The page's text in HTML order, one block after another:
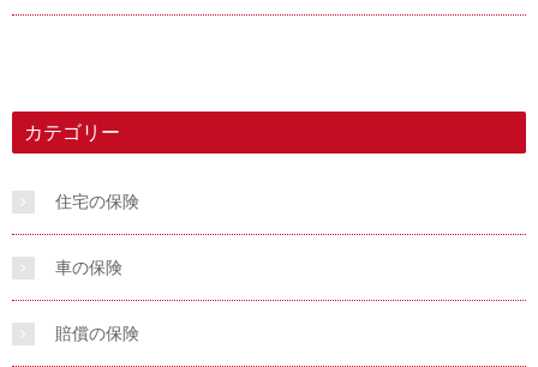
カテゴリー
住宅の保険
車の保険
賠償の保険